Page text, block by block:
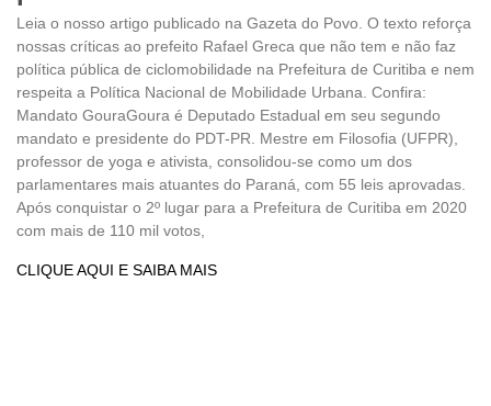
Leia o nosso artigo publicado na Gazeta do Povo. O texto reforça
nossas críticas ao prefeito Rafael Greca que não tem e não faz
política pública de ciclomobilidade na Prefeitura de Curitiba e nem
respeita a Política Nacional de Mobilidade Urbana. Confira:
Mandato GouraGoura é Deputado Estadual em seu segundo
mandato e presidente do PDT-PR. Mestre em Filosofia (UFPR),
professor de yoga e ativista, consolidou-se como um dos
parlamentares mais atuantes do Paraná, com 55 leis aprovadas.
Após conquistar o 2º lugar para a Prefeitura de Curitiba em 2020
com mais de 110 mil votos,
CLIQUE AQUI E SAIBA MAIS